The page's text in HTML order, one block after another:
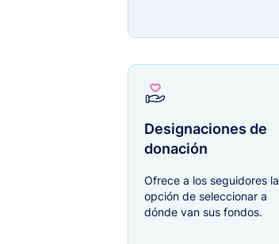
Designaciones de
donación
Ofrece a los seguidores la
opción de seleccionar a
dónde van sus fondos.